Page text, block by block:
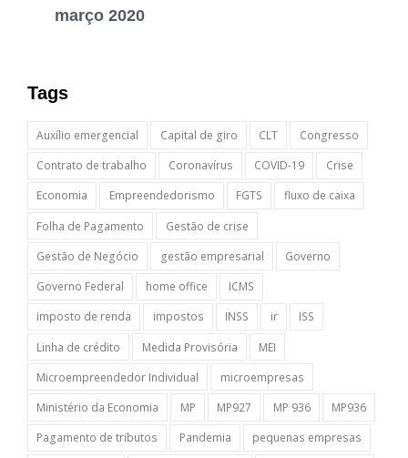
março 2020
Tags
Auxílio emergencial Capital de giro CLT
Congresso
Contrato de trabalho
Coronavírus COVID-19
Crise
Economia
Empreendedorismo FGTS
fluxo de caixa
Folha de Pagamento
Gestão de crise
Gestão de Negócio
gestão empresarial
Governo
Governo Federal
home office
ICMS
imposto de renda
impostos INSS ir
ISS
Linha de crédito
Medida Provisória
MEI
Microempreendedor Individual
microempresas
Ministério da Economia
MP MP927 MP 936
MP936
Pagamento de tributos
Pandemia
pequenas empresas